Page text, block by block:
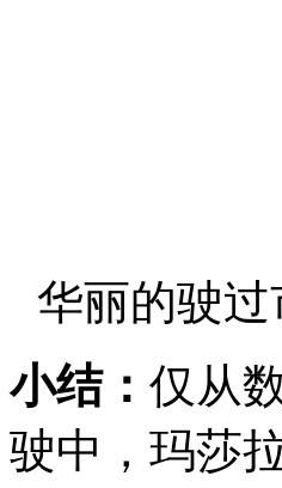
华丽的驶过
小结： 仅从
驶中，玛莎